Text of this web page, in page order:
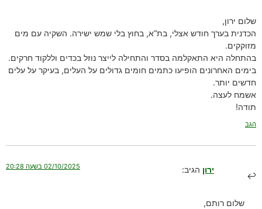
שלום ירון,
הכדנית בערך חודש אצלי, בת”א, בחוץ בלי שמש ישירה. השקיה עם מים
מזוקקים.
בהתחלה היא התאקלמה בסדר והתחילה לייצר נוזל בכדים וללקוד חרקים.
בימים האחרונים הופיעו כתמים חומים גדולים על העלים, בעיקר על עלים
חדשים יותר.
אשמח לעצה.
תודה!
הגב
ירון הגיב: 02/10/2025 בשעה 20:28
שלום רותם,